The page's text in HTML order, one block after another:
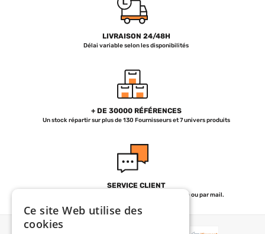
LIVRAISON 24/48H
Délai variable selon les disponibilités
+ DE 30000 RÉFÉRENCES
Un stock répartir sur plus de 130 Fournisseurs et 7 univers produits
SERVICE CLIENT
de 07h30 à 12h et de 13h30 à 18h30 par téléphone ou par mail.
Ce site Web utilise des
cookies